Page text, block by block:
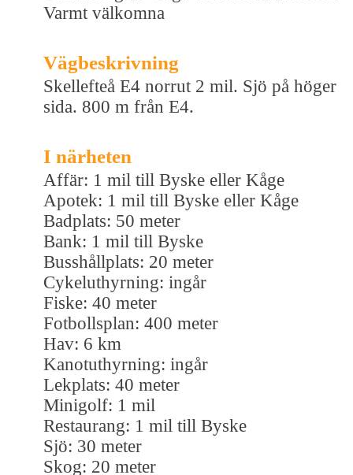
Varmt välkomna
Vägbeskrivning
Skellefteå E4 norrut 2 mil. Sjö på höger
sida. 800 m från E4.
I närheten
Affär: 1 mil till Byske eller Kåge
Apotek: 1 mil till Byske eller Kåge
Badplats: 50 meter
Bank: 1 mil till Byske
Busshållplats: 20 meter
Cykeluthyrning: ingår
Fiske: 40 meter
Fotbollsplan: 400 meter
Hav: 6 km
Kanotuthyrning: ingår
Lekplats: 40 meter
Minigolf: 1 mil
Restaurang: 1 mil till Byske
Sjö: 30 meter
Skog: 20 meter